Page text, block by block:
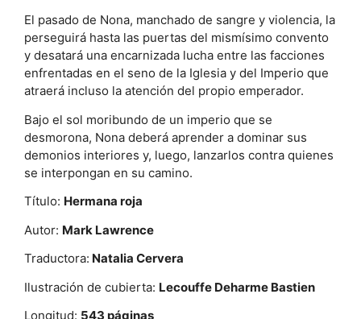
El pasado de Nona, manchado de sangre y violencia, la
perseguirá hasta las puertas del mismísimo convento
y desatará una encarnizada lucha entre las facciones
enfrentadas en el seno de la Iglesia y del Imperio que
atraerá incluso la atención del propio emperador.
Bajo el sol moribundo de un imperio que se
desmorona, Nona deberá aprender a dominar sus
demonios interiores y, luego, lanzarlos contra quienes
se interpongan en su camino.
Título: Hermana roja
Autor: Mark Lawrence
Traductora: Natalia Cervera
Ilustración de cubierta: Lecouffe Deharme Bastien
Longitud: 543 páginas